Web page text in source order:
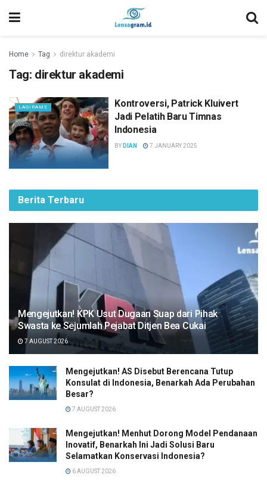
Home Tag direktur akademi
Tag: direktur akademi
LAGIRAME
Kontroversi, Patrick Kluivert
Jadi Pelatih Baru Timnas
Indonesia
BY DIAN 7 JANUARY 2025
Berita Terbaru
Mengejutkan! KPK Usut Dugaan Suap dari Pihak
Swasta ke Sejumlah Pejabat Ditjen Bea Cukai
7 AUGUST 2026
Mengejutkan! AS Disebut Berencana Tutup
Konsulat di Indonesia, Benarkah Ada Perubahan
Besar?
7 AUGUST 2026
Mengejutkan! Menhut Dorong Model Pendanaan
Inovatif, Benarkah Ini Jadi Solusi Baru
Selamatkan Konservasi Indonesia?
6 AUGUST 2026